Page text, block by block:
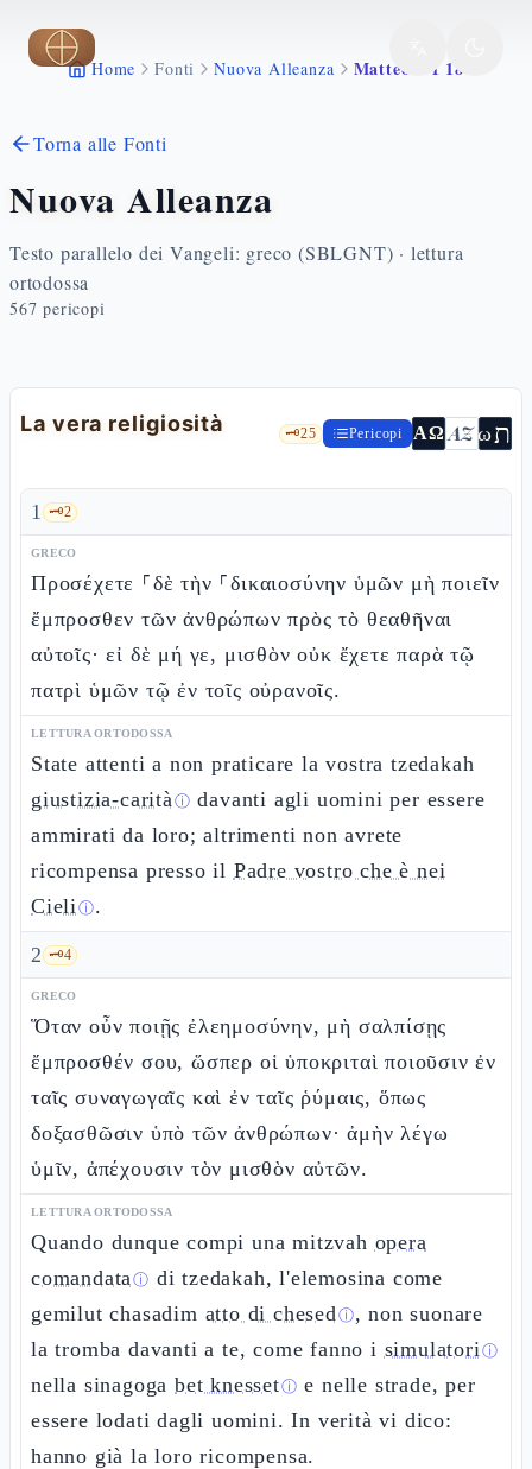
Vai al contenuto principale
Home Fonti Nuova Alleanza Matteo 6 1 18
Torna alle Fonti
Nuova Alleanza
Testo parallelo dei Vangeli: greco (SBLGNT) · lettura
ortodossa
567 pericopi
La vera religiosità 🗝️25 Pericopi ΑΩ AZωת
1 🗝️2
GRECO
Προσέχετε ⸀δὲ τὴν ⸀δικαιοσύνην ὑμῶν μὴ ποιεῖν
ἔμπροσθεν τῶν ἀνθρώπων πρὸς τὸ θεαθῆναι
αὐτοῖς· εἰ δὲ μή γε, μισθὸν οὐκ ἔχετε παρὰ τῷ
πατρὶ ὑμῶν τῷ ἐν τοῖς οὐρανοῖς.
LETTURA ORTODOSSA
State attenti a non praticare la vostra tzedakah
giustizia-caritàⓘ davanti agli uomini per essere
ammirati da loro; altrimenti non avrete
ricompensa presso il Padre vostro che è nei
Cieliⓘ.
2 🗝️4
GRECO
Ὅταν οὖν ποιῇς ἐλεημοσύνην, μὴ σαλπίσῃς
ἔμπροσθέν σου, ὥσπερ οἱ ὑποκριταὶ ποιοῦσιν ἐν
ταῖς συναγωγαῖς καὶ ἐν ταῖς ῥύμαις, ὅπως
δοξασθῶσιν ὑπὸ τῶν ἀνθρώπων· ἀμὴν λέγω
ὑμῖν, ἀπέχουσιν τὸν μισθὸν αὐτῶν.
LETTURA ORTODOSSA
Quando dunque compi una mitzvah opera
comandataⓘ di tzedakah, l'elemosina come
gemilut chasadim atto di chesedⓘ, non suonare
la tromba davanti a te, come fanno i simulatoriⓘ
nella sinagogabet knessetⓘ e nelle strade, per
essere lodati dagli uomini. In verità vi dico:
hanno già la loro ricompensa.